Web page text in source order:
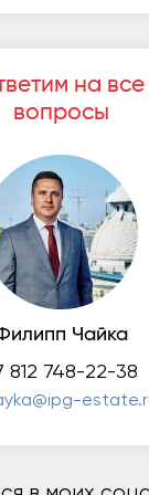
на все
вопросы
Чайка
812 748-22-38